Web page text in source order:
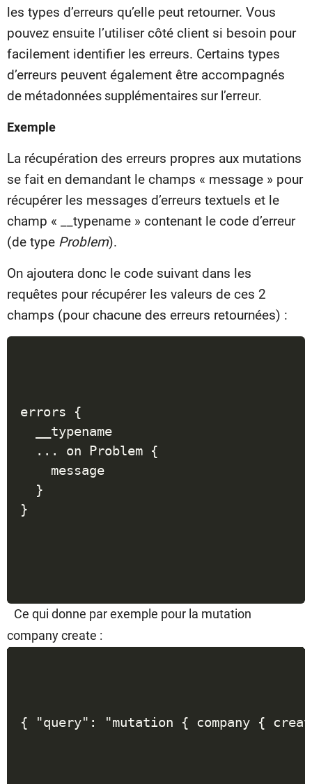
les types d’erreurs qu’elle peut retourner. Vous
pouvez ensuite l’utiliser côté client si besoin pour
facilement identifier les erreurs. Certains types
d’erreurs peuvent également être accompagnés
de métadonnées supplémentaires sur l’erreur.
Exemple
La récupération des erreurs propres aux mutations
se fait en demandant le champs « message » pour
récupérer les messages d’erreurs textuels et le
champ « __typename » contenant le code d’erreur
(de type Problem).
On ajoutera donc le code suivant dans les
requêtes pour récupérer les valeurs de ces 2
champs (pour chacune des erreurs retournées) :
errors {
  __typename
  ... on Problem {
    message
  }
}
Ce qui donne par exemple pour la mutation
company create :